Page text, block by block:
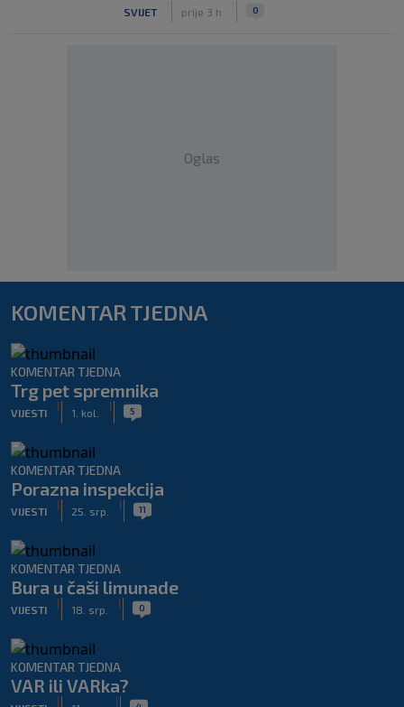
SVIJET prije 3 h 0
Oglas
KOMENTAR TJEDNA
KOMENTAR TJEDNA
Trg pet spremnika
VIJESTI
|
1. kol.
| 5
KOMENTAR TJEDNA
Porazna inspekcija
VIJESTI
|
25. srp.
| 11
KOMENTAR TJEDNA
Bura u čaši limunade
VIJESTI
|
18. srp.
| 0
KOMENTAR TJEDNA
VAR ili VARka?
| |